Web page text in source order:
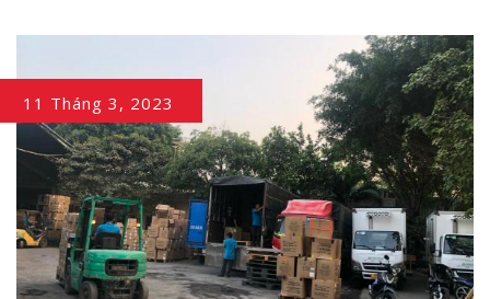
11 Tháng 3, 2023